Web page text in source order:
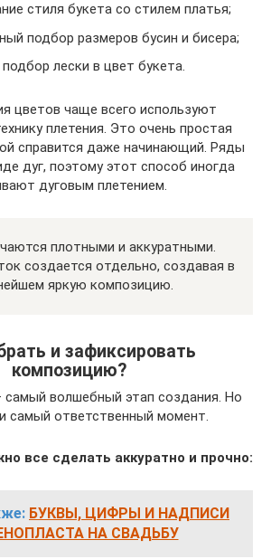
стиля букета со стилем платья;
подбор размеров бусин и бисера;
подбор лески в цвет букета.
цветов чаще всего используют
плетения. Это очень простая
справится даже начинающий. Ряды
дуг, поэтому этот способ иногда
дуговым плетением.
плотными и аккуратными.
создается отдельно, создавая в
яркую композицию.
и зафиксировать
композицию?
самый волшебный этап создания. Но
самый ответственный момент.
все сделать аккуратно и прочно:
БУКВЫ, ЦИФРЫ И НАДПИСИ
НА СВАДЬБУ